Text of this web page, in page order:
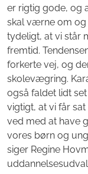
er rigtig gode, og
skal værne om og
tydeligt, at vi står
fremtid.
forkerte vej, og
skolevægring.
også faldet lidt
vigtigt, at vi får
ved med at have
vores børn og
siger Regine